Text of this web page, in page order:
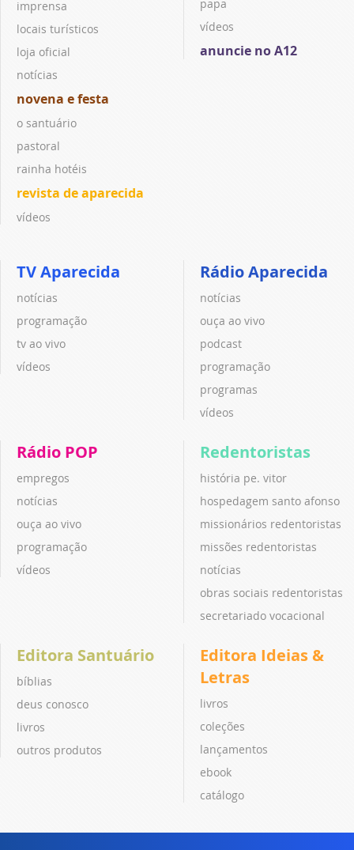
imprensa
locais turísticos
loja oficial
notícias
novena e festa
o santuário
pastoral
rainha hotéis
revista de aparecida
vídeos
papa
vídeos
anuncie no A12
TV Aparecida
notícias
programação
tv ao vivo
vídeos
Rádio Aparecida
notícias
ouça ao vivo
podcast
programação
programas
vídeos
Rádio POP
empregos
notícias
ouça ao vivo
programação
vídeos
Redentoristas
história pe. vitor
hospedagem santo afonso
missionários redentoristas
missões redentoristas
notícias
obras sociais redentoristas
secretariado vocacional
Editora Santuário
bíblias
deus conosco
livros
outros produtos
Editora Ideias &
Letras
livros
coleções
lançamentos
ebook
catálogo